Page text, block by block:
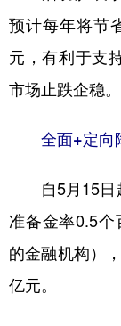
预计每年将节
元，有利于支
市场止跌企稳。
全面+定向
自5月15日起
准备金率0.5个
的金融机构）
亿元。